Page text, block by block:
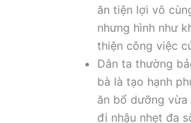
ăn tiện lợi vô
nhưng hình như
thiện công việc
Dân ta thường
bà là tạo hạnh
ăn bổ dưỡng
đi nhậu nhẹt đa